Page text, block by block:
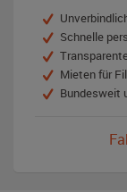
Schnelle
Mieten für
Bundesweit